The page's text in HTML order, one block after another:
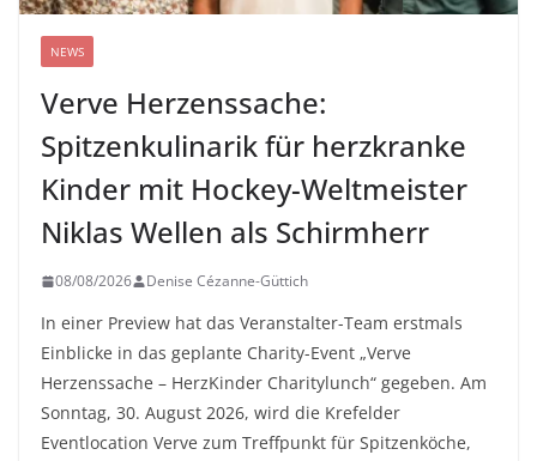
NEWS
Verve Herzenssache:
Spitzenkulinarik für herzkranke
Kinder mit Hockey-Weltmeister
Niklas Wellen als Schirmherr
08/08/2026 Denise Cézanne-Güttich
In einer Preview hat das Veranstalter-Team erstmals
Einblicke in das geplante Charity-Event „Verve
Herzenssache – HerzKinder Charitylunch“ gegeben. Am
Sonntag, 30. August 2026, wird die Krefelder
Eventlocation Verve zum Treffpunkt für Spitzenköche,